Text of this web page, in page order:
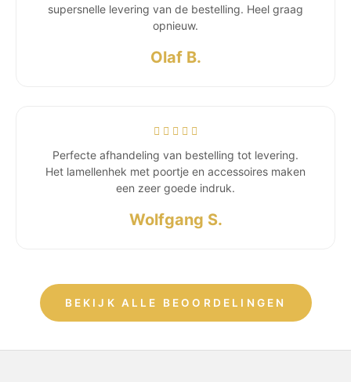
supersnelle levering van de bestelling. Heel graag
opnieuw.
Olaf B.
Perfecte afhandeling van bestelling tot levering.
Het lamellenhek met poortje en accessoires maken
een zeer goede indruk.
Wolfgang S.
BEKIJK ALLE BEOORDELINGEN